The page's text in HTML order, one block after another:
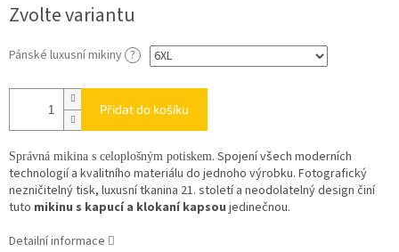
cena:
Zvolte variantu
Pánské luxusní mikiny ?
Přidat do košíku
Správná mikina s celoplošným potiskem. Spojení všech moderních
technologií a kvalitního materiálu do jednoho výrobku. Fotografický
nezničitelný tisk, luxusní tkanina 21. století a neodolatelný design činí
tuto mikinu s kapucí a klokaní kapsou jedinečnou.
Detailní informace